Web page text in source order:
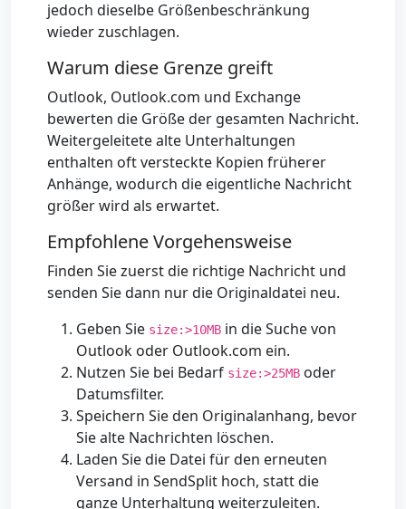
jedoch dieselbe Größenbeschränkung
wieder zuschlagen.
Warum diese Grenze greift
Outlook, Outlook.com und Exchange
bewerten die Größe der gesamten Nachricht.
Weitergeleitete alte Unterhaltungen
enthalten oft versteckte Kopien früherer
Anhänge, wodurch die eigentliche Nachricht
größer wird als erwartet.
Empfohlene Vorgehensweise
Finden Sie zuerst die richtige Nachricht und
senden Sie dann nur die Originaldatei neu.
Geben Sie size:>10MB in die Suche von
Outlook oder Outlook.com ein.
Nutzen Sie bei Bedarf size:>25MB oder
Datumsfilter.
Speichern Sie den Originalanhang, bevor
Sie alte Nachrichten löschen.
Laden Sie die Datei für den erneuten
Versand in SendSplit hoch, statt die
ganze Unterhaltung weiterzuleiten.